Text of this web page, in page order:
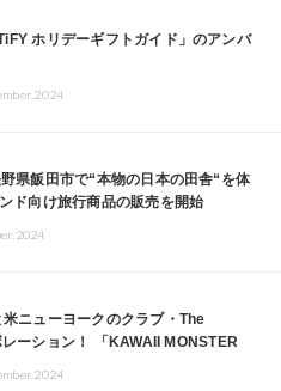
ホリデーギフトガイド」のアンバ
県飯田市で“本物の日本の田舎“を体
ド向け旅行商品の販売を開始
ニューヨークのクラブ・The
ーション！ 「KAWAII MONSTER